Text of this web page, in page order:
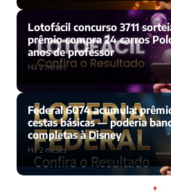
Lotofácil concurso 3711
prêmio compra 24 carros
anos de professor
Há 2 meses
Federal 6074 acumula:
cestas básicas — poderia
completas à Disney
Há 2 meses